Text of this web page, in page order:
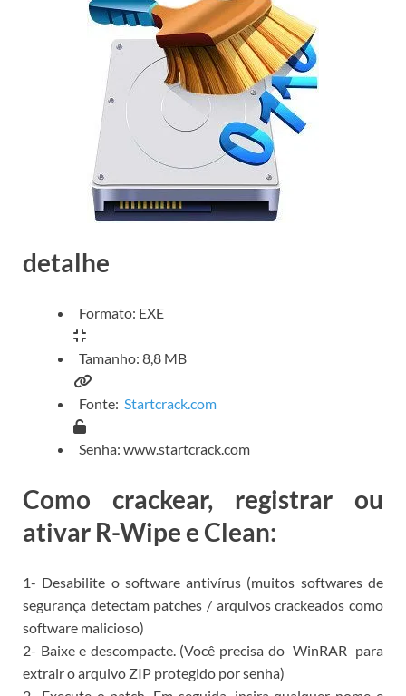
detalhe
Formato: EXE
Tamanho: 8,8 MB
Fonte: Startcrack.com
Senha: www.startcrack.com
Como crackear, registrar ou
ativar R-Wipe e Clean:
1- Desabilite o software antivírus (muitos softwares de
segurança detectam patches / arquivos crackeados como
software malicioso)
2- Baixe e descompacte. (Você precisa do WinRAR para
extrair o arquivo ZIP protegido por senha)